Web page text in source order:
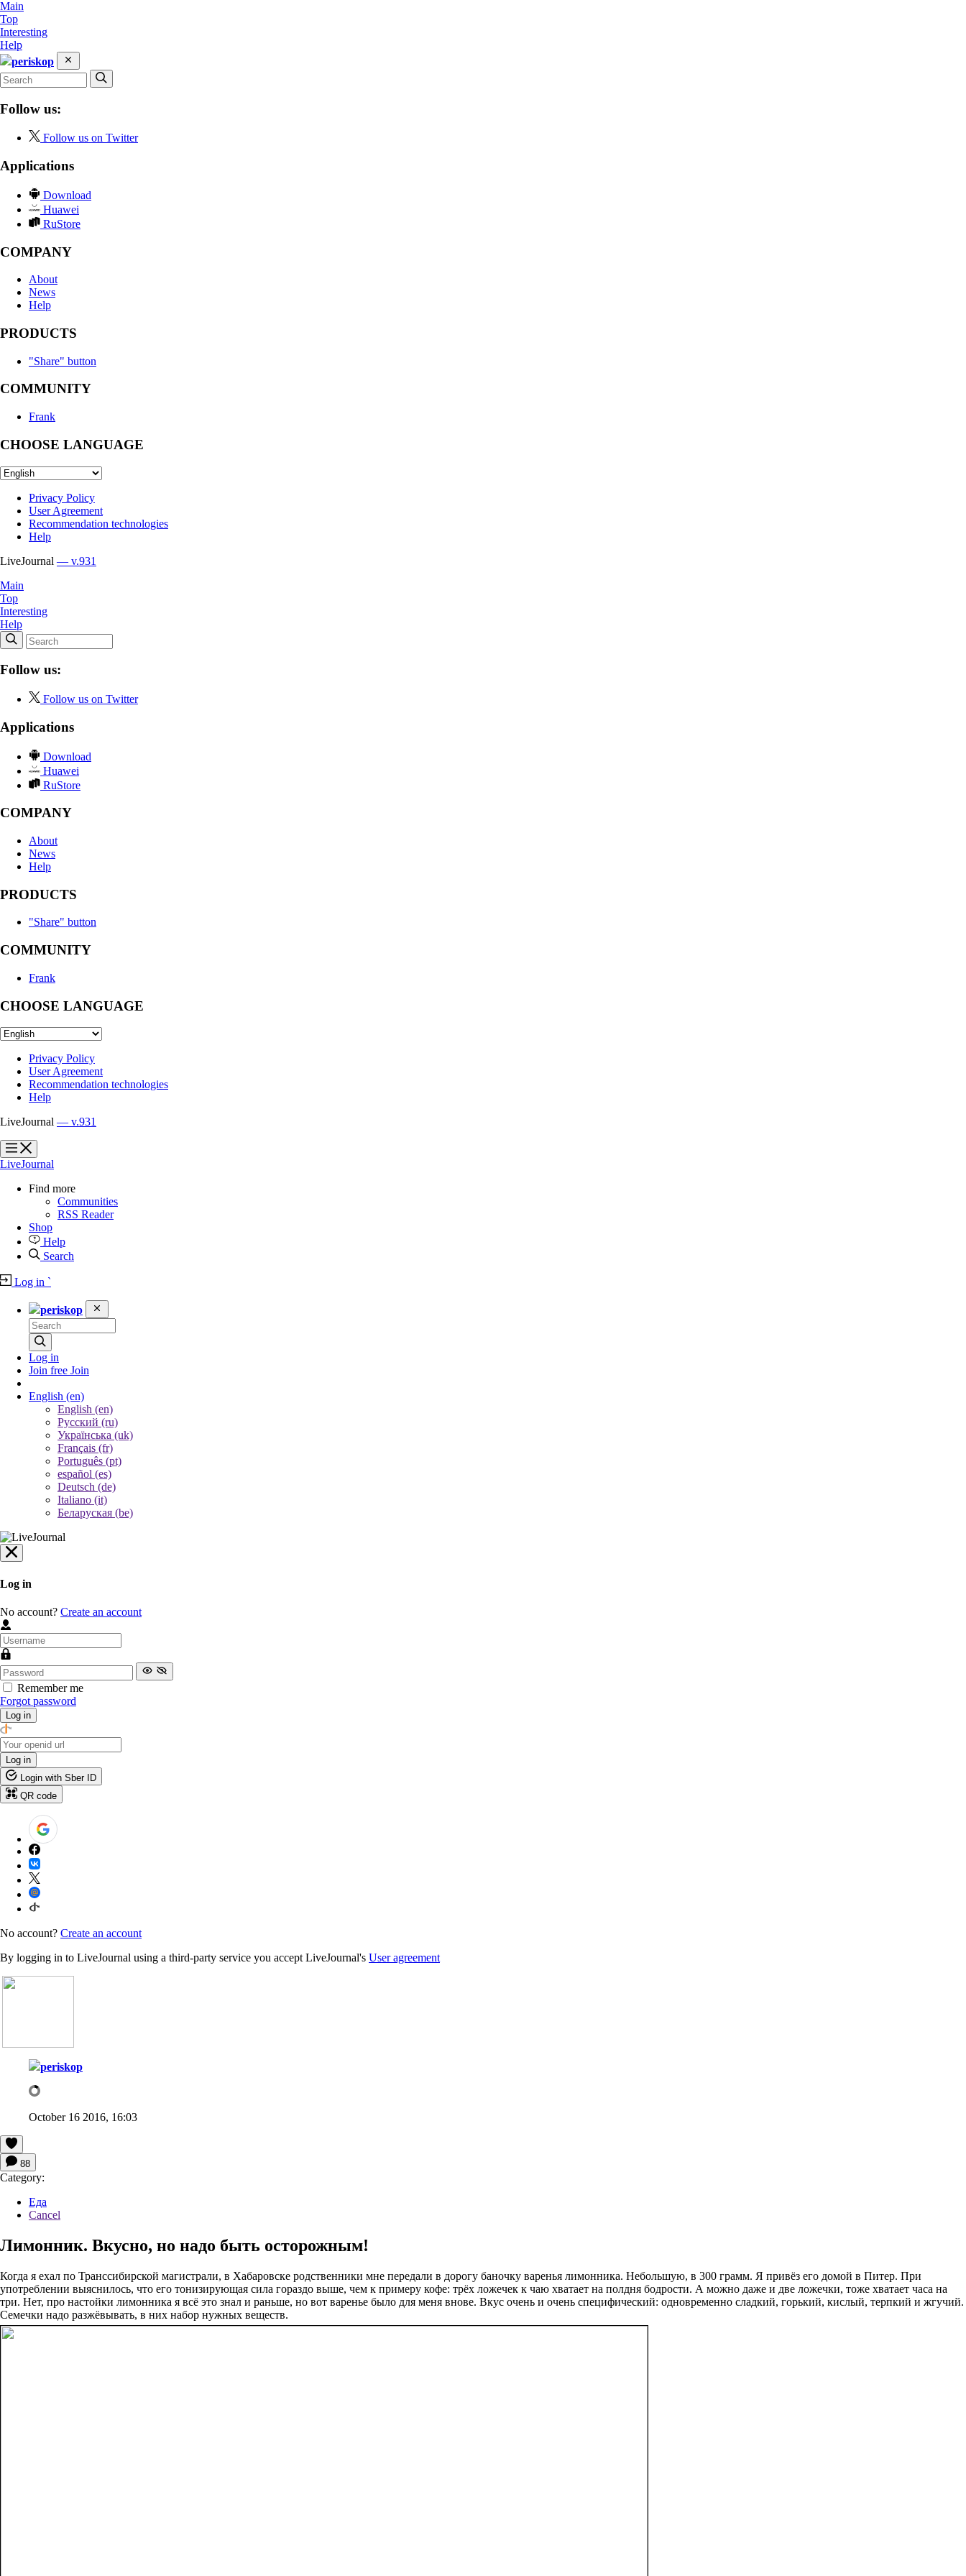
Main
Top
Interesting
Help
periskop
Follow us:
Follow us on Twitter
Applications
Download
Huawei
RuStore
COMPANY
About
News
Help
PRODUCTS
"Share" button
COMMUNITY
Frank
CHOOSE LANGUAGE
Privacy Policy
User Agreement
Recommendation technologies
Help
LiveJournal — v.931
Main
Top
Interesting
Help
Follow us:
Follow us on Twitter
Applications
Download
Huawei
RuStore
COMPANY
About
News
Help
PRODUCTS
"Share" button
COMMUNITY
Frank
CHOOSE LANGUAGE
Privacy Policy
User Agreement
Recommendation technologies
Help
LiveJournal — v.931
?
?
LiveJournal
Find more
Communities
RSS Reader
Shop
Help
Search
Log in `
periskop
Log in
Join free Join
English (en)
English (en)
Русский (ru)
Українська (uk)
Français (fr)
Português (pt)
español (es)
Deutsch (de)
Italiano (it)
Беларуская (be)
Log in
No account? Create an account
Remember me
Forgot password
Log in
Log in
Login with Sber ID
QR code
No account? Create an account
By logging in to LiveJournal using a third-party service you accept LiveJournal's User agreement
periskop
October 16 2016, 16:03
88
Category:
Еда
Cancel
Лимонник. Вкусно, но надо быть осторожным!
Когда я ехал по Транссибирской магистрали, в Хабаровске родственники мне передали в дорогу баночку варенья лимонника. Небольшую, в 300 грамм. Я привёз его домой в Питер. При
употреблении выяснилось, что его тонизирующая сила гораздо выше, чем к примеру кофе: трёх ложечек к чаю хватает на полдня бодрости. А можно даже и две ложечки, тоже хватает часа на
три. Нет, про настойки лимонника я всё это знал и раньше, но вот варенье было для меня внове. Вкус очень и очень специфический: одновременно сладкий, горький, кислый, терпкий и жгучий.
Семечки надо разжёвывать, в них набор нужных веществ.